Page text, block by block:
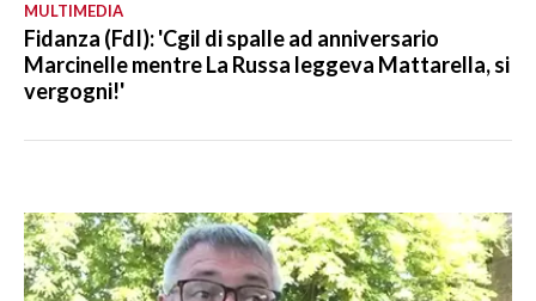
MULTIMEDIA
Fidanza (FdI): 'Cgil di spalle ad anniversario
Marcinelle mentre La Russa leggeva Mattarella, si
vergogni!'